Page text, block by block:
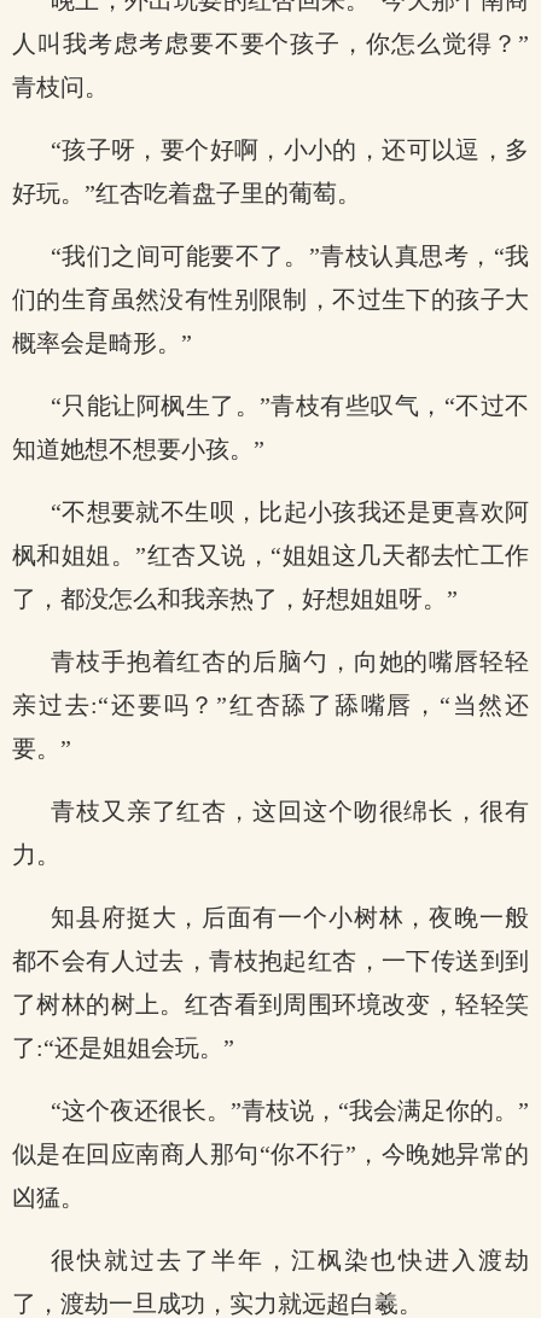
人叫我考虑考虑要不要个孩子，你怎么觉得？”
青枝问。
“孩子呀，要个好啊，小小的，还可以逗，多
好玩。”红杏吃着盘子里的葡萄。
“我们之间可能要不了。”青枝认真思考，“我
们的生育虽然没有性别限制，不过生下的孩子大
概率会是畸形。”
“只能让阿枫生了。”青枝有些叹气，“不过不
知道她想不想要小孩。”
“不想要就不生呗，比起小孩我还是更喜欢阿
枫和姐姐。”红杏又说，“姐姐这几天都去忙工作
了，都没怎么和我亲热了，好想姐姐呀。”
青枝手抱着红杏的后脑勺，向她的嘴唇轻轻
亲过去:“还要吗？”红杏舔了舔嘴唇，“当然还
要。”
青枝又亲了红杏，这回这个吻很绵长，很有
力。
知县府挺大，后面有一个小树林，夜晚一般
都不会有人过去，青枝抱起红杏，一下传送到到
了树林的树上。红杏看到周围环境改变，轻轻笑
了:“还是姐姐会玩。”
“这个夜还很长。”青枝说，“我会满足你的。”
似是在回应南商人那句“你不行”，今晚她异常的
凶猛。
很快就过去了半年，江枫染也快进入渡劫
了，渡劫一旦成功，实力就远超白羲。